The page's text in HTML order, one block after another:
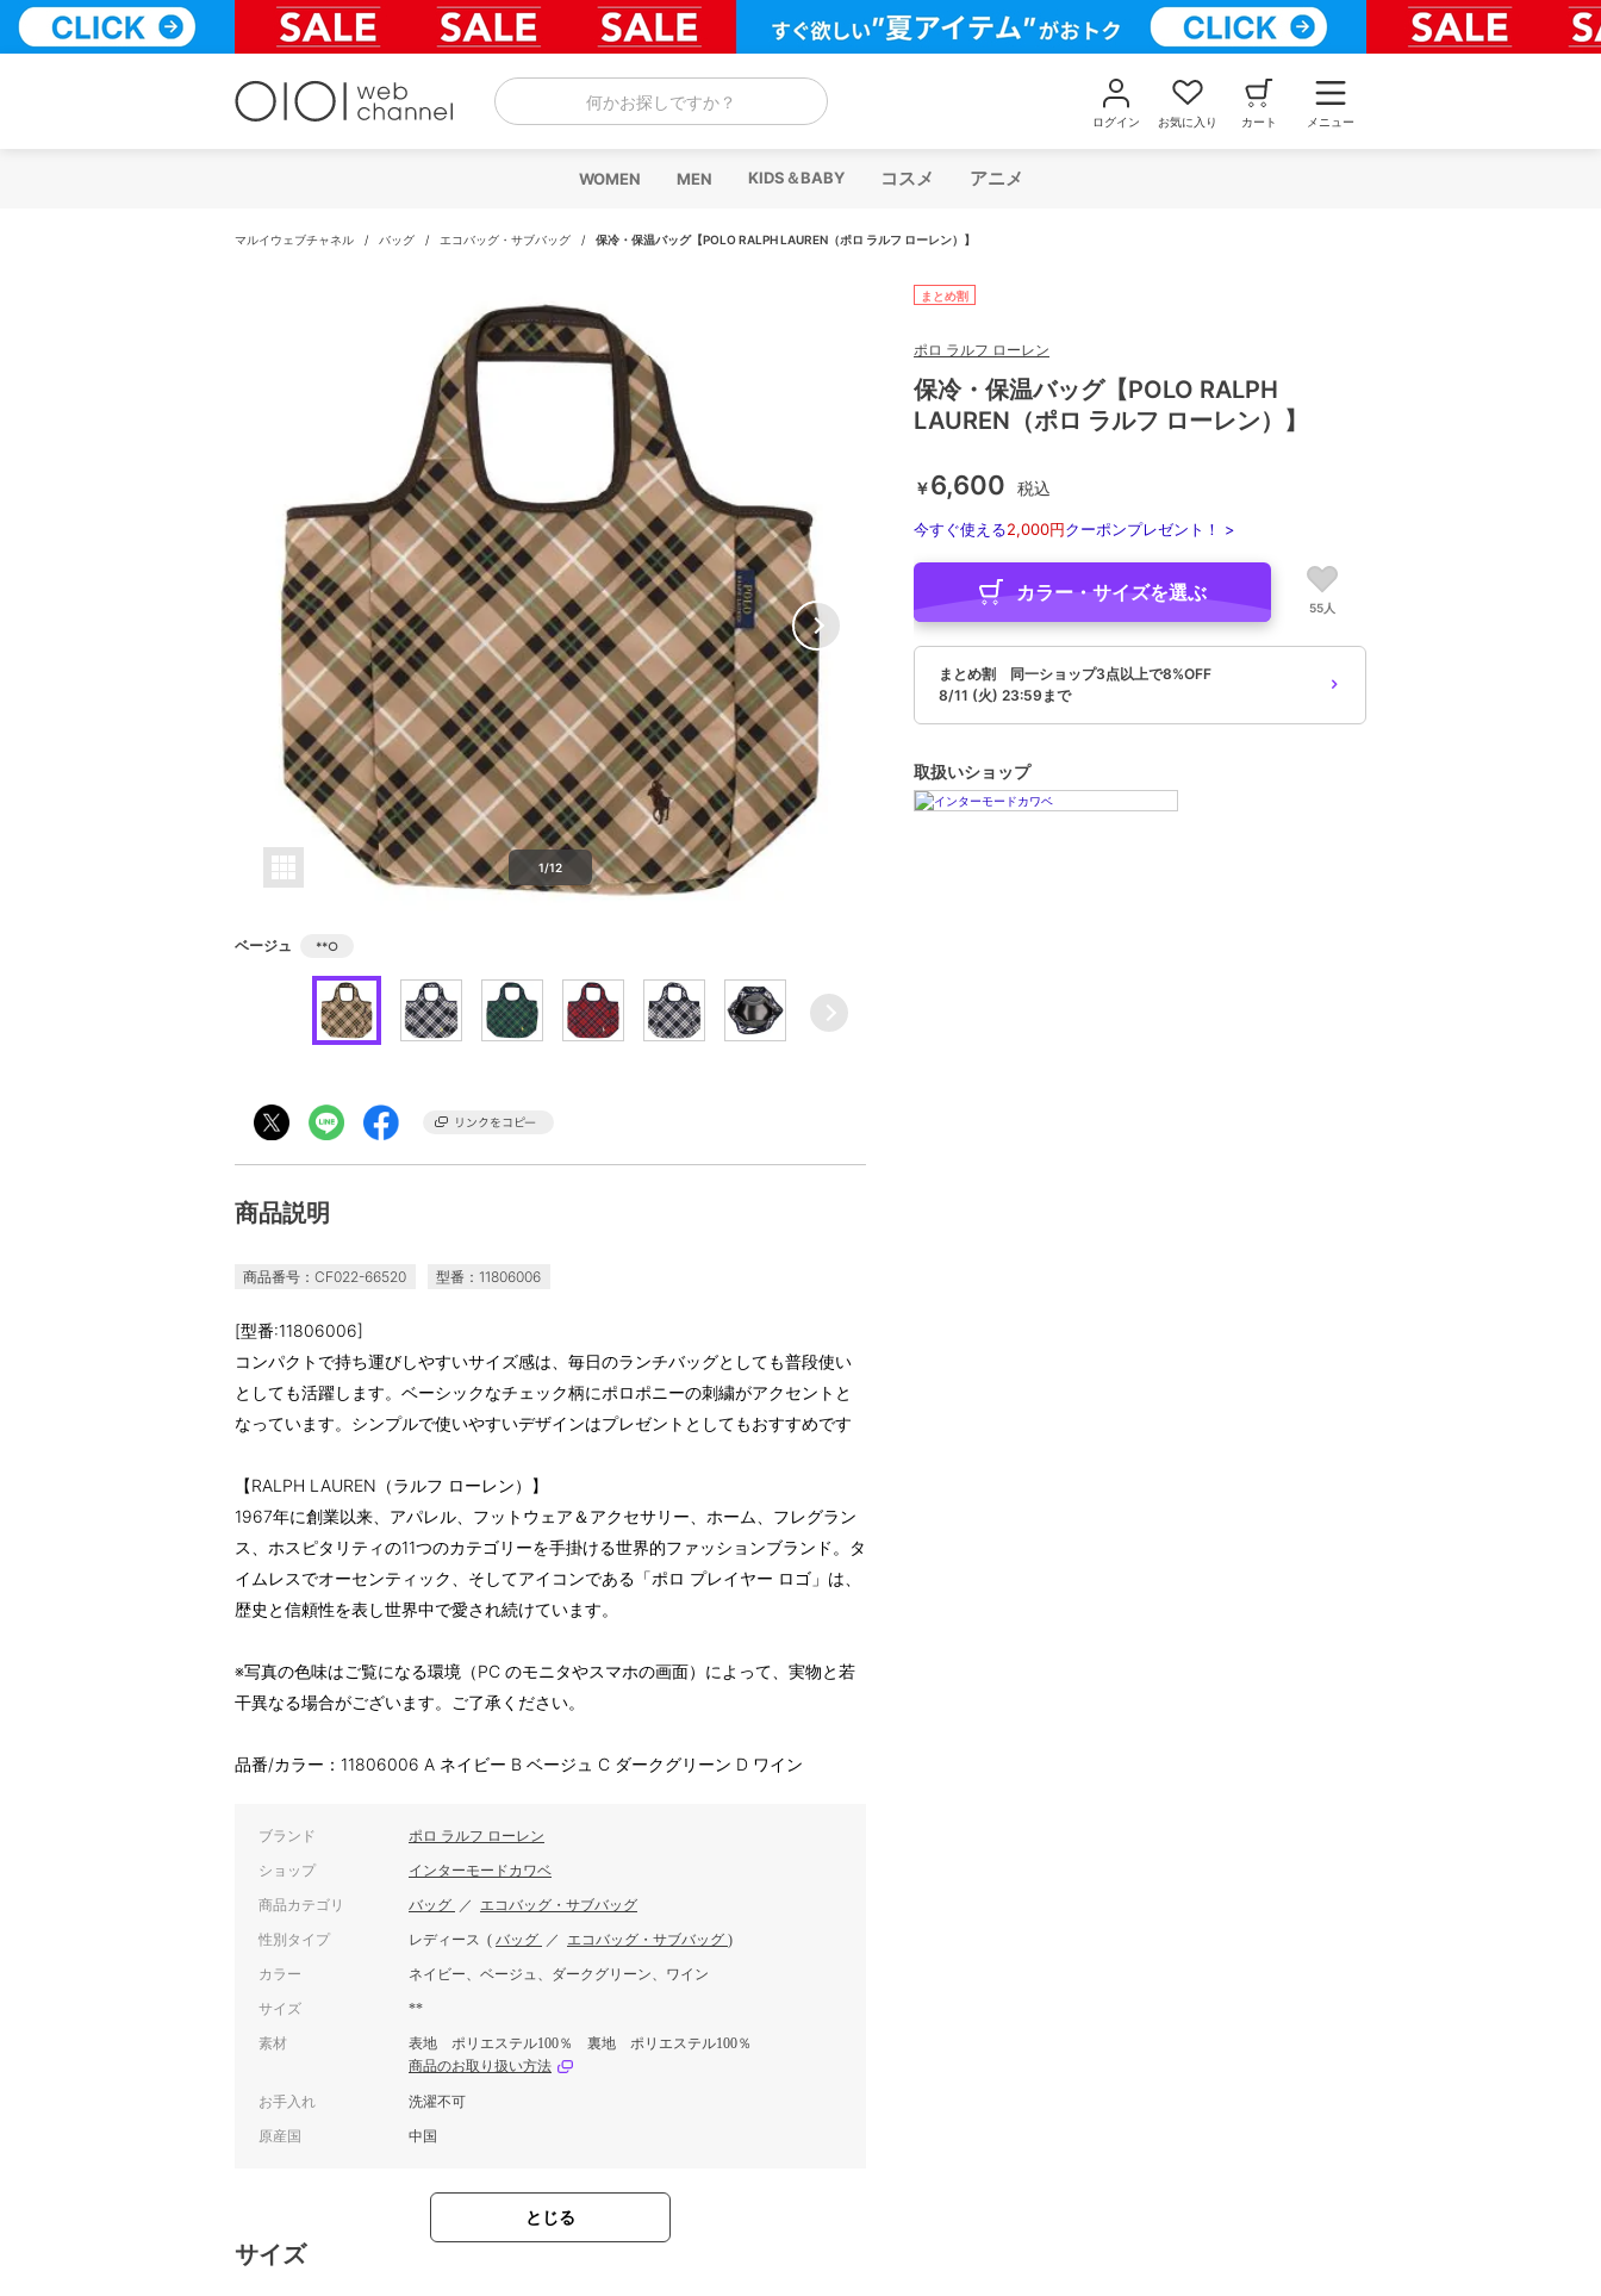
テ
何かお探しですか？
ログイン お気に入り カート メニュー
WOMEN MEN KIDS＆BABY コスメ アニメ
マルイウェブチャネル / バッグ / エコバッグ・サブバッグ / 保冷・保温バッグ【POLO RALPH LAUREN（ポロ ラルフ ローレン）】
1/12
ベージュ **○
商品説明
商品番号：CF022-66520 型番：11806006
[型番:11806006]
コンパクトで持ち運びしやすいサイズ感は、毎日のランチバッグとしても普段使い
としても活躍します。ベーシックなチェック柄にポロポニーの刺繍がアクセントと
なっています。シンプルで使いやすいデザインはプレゼントとしてもおすすめです
【RALPH LAUREN（ラルフ ローレン）】
1967年に創業以来、アパレル、フットウェア＆アクセサリー、ホーム、フレグラン
ス、ホスピタリティの11つのカテゴリーを手掛ける世界的ファッションブランド。タ
イムレスでオーセンティック、そしてアイコンである「ポロ プレイヤー ロゴ」は、
歴史と信頼性を表し世界中で愛され続けています。
※写真の色味はご覧になる環境（PC のモニタやスマホの画面）によって、実物と若
干異なる場合がございます。ご了承ください。
品番/カラー：11806006 A ネイビー B ベージュ C ダークグリーン D ワイン
ブランド ポロ ラルフ ローレン
ショップ インターモードカワベ
商品カテゴリ バッグ ／ エコバッグ・サブバッグ
性別タイプ レディース ( バッグ ／ エコバッグ・サブバッグ )
カラー ネイビー、ベージュ、ダークグリーン、ワイン
サイズ **
素材
表地 ポリエステル100％ 裏地 ポリエステル100％
商品のお取り扱い方法
お手入れ 洗濯不可
原産国 中国
とじる
サイズ
まとめ割
ポロ ラルフ ローレン
保冷・保温バッグ【POLO RALPH
LAUREN（ポロ ラルフ ローレン）】
￥6,600 税込
今すぐ使える2,000円クーポンプレゼント！ >
カラー・サイズを選ぶ
55人
まとめ割 同一ショップ3点以上で8%OFF
8/11 (火) 23:59まで
取扱いショップ